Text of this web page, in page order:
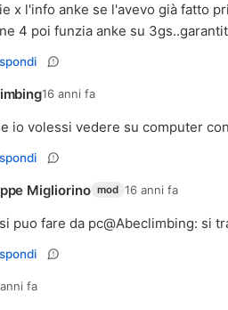
x l'info anke se l'avevo già fatto
4 poi funzia anke su
16 anni fa
io volessi vedere su computer
Migliorino mod 16 anni fa
puo fare da pc@Abeclimbing: si
fa